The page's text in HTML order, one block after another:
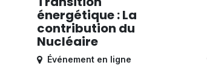
énergétique : La
contribution du
Nucléaire
Événement en ligne